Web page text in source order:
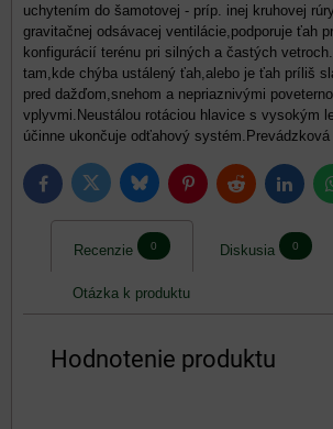
uchytením do šamotovej - príp. inej kruhovej
gravitačnej odsávacej ventilácie,podporuje ťah
konfigurácií terénu pri silných a častých
tam,kde chýba ustálený ťah,alebo je ťah príliš
pred dažďom,snehom a nepriaznivými
vplyvmi.Neustálou rotáciou hlavice s vysokým
účinne ukončuje odťahový systém.Prevádzková
FacebookTwitter BlueskyPinterestReddit
Recenzie 0 Diskusia 0
Otázka k produktu
Hodnotenie produktu